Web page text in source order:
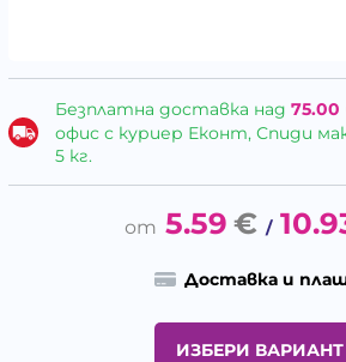
Безплатна доставка над 75.00
офис с куриер Еконт, Спиди
5 кг.
5.59 € /
Доставка и
ИЗБЕРИ ВАРИАНТ